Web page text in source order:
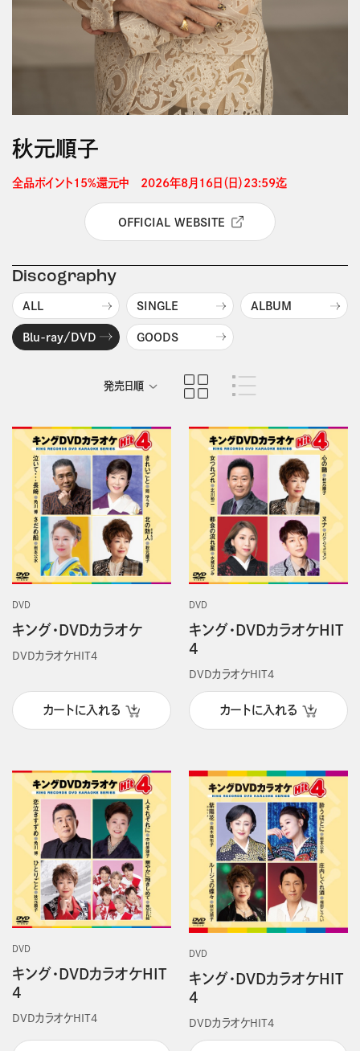
秋元順子
全品ポイント15%還元中　2026年8月16日（日）23:59迄
OFFICIAL WEBSITE
Discography
ALL SINGLE ALBUM
Blu-ray/DVD GOODS
発売日順
DVD
キング・DVDカラオケ
DVDカラオケHIT4
カートに入れる
DVD
キング・DVDカラオケHIT
4
DVDカラオケHIT4
カートに入れる
DVD
キング・DVDカラオケHIT
4
DVDカラオケHIT4
DVD
キング・DVDカラオケHIT
4
DVDカラオケHIT4